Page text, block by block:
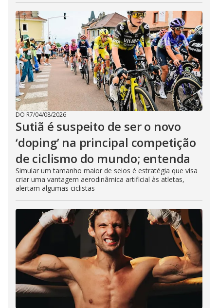
DO R7/04/08/2026
Sutiã é suspeito de ser o novo
‘doping’ na principal competição
de ciclismo do mundo; entenda
Simular um tamanho maior de seios é estratégia que visa
criar uma vantagem aerodinâmica artificial às atletas,
alertam algumas ciclistas